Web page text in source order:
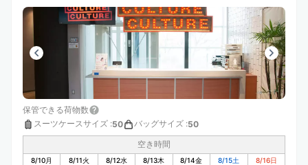
保管できる荷物数
スーツケースサイズ :50 バッグサイズ :50
空き時間
8/10月 8/11火 8/12水 8/13木 8/14金 8/15土 8/16日